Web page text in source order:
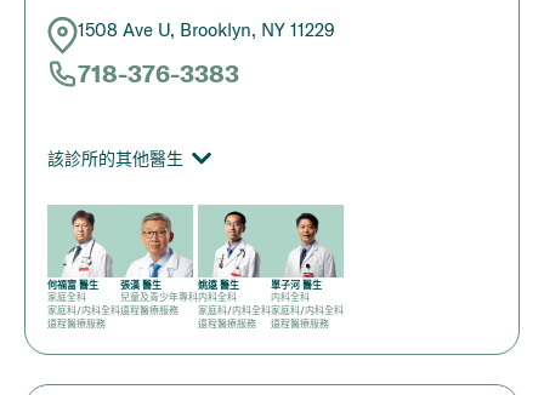
1508 Ave U, Brooklyn, NY 11229
718-376-3383
該診所的其他醫生
何福富 醫生
家庭全科
家庭科/内科全科
遠程醫療服務
張漢 醫生
兒童及青少年專科
遠程醫療服務
姚遠 醫生
内科全科
家庭科/内科全科
遠程醫療服務
單子河 醫生
内科全科
家庭科/内科全科
遠程醫療服務